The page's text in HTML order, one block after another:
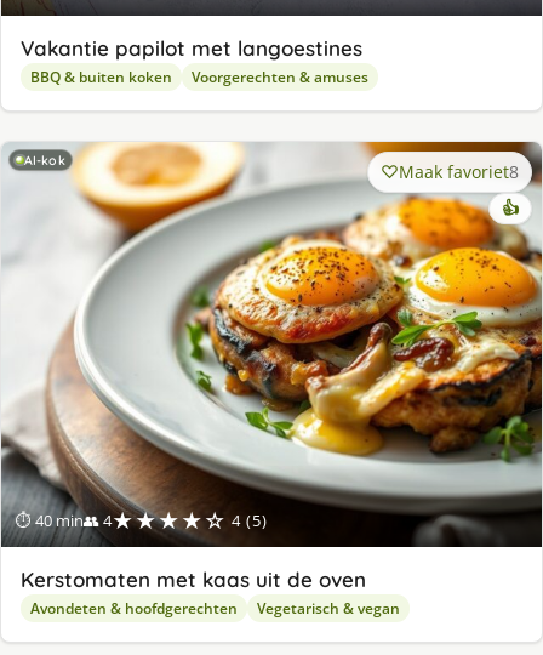
Vakantie papilot met langoestines
BBQ & buiten koken Voorgerechten & amuses
AI-kok
⏱ 40 min👥 4★★★★☆ 4 (5)
Maak favoriet8
👍
Kerstomaten met kaas uit de oven
Avondeten & hoofdgerechten Vegetarisch & vegan